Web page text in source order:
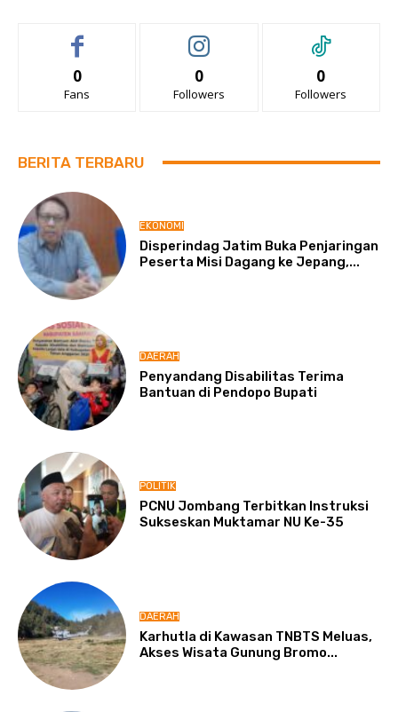
0
Fans
0
Followers
0
Followers
BERITA TERBARU
EKONOMI
Disperindag Jatim Buka Penjaringan
Peserta Misi Dagang ke Jepang,...
DAERAH
Penyandang Disabilitas Terima
Bantuan di Pendopo Bupati
POLITIK
PCNU Jombang Terbitkan Instruksi
Sukseskan Muktamar NU Ke-35
DAERAH
Karhutla di Kawasan TNBTS Meluas,
Akses Wisata Gunung Bromo...